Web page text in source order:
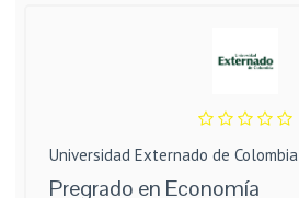
Universidad Externado de Colombia
Pregrado en Economía